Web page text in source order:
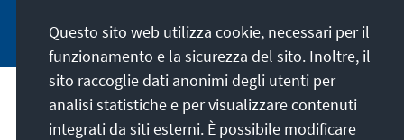
La nostra missione
Questo sito web utilizza cookie, necessari per il
funzionamento e la sicurezza del sito. Inoltre, il
sito raccoglie dati anonimi degli utenti per
analisi statistiche e per visualizzare contenuti
integrati da siti esterni. È possibile modificare